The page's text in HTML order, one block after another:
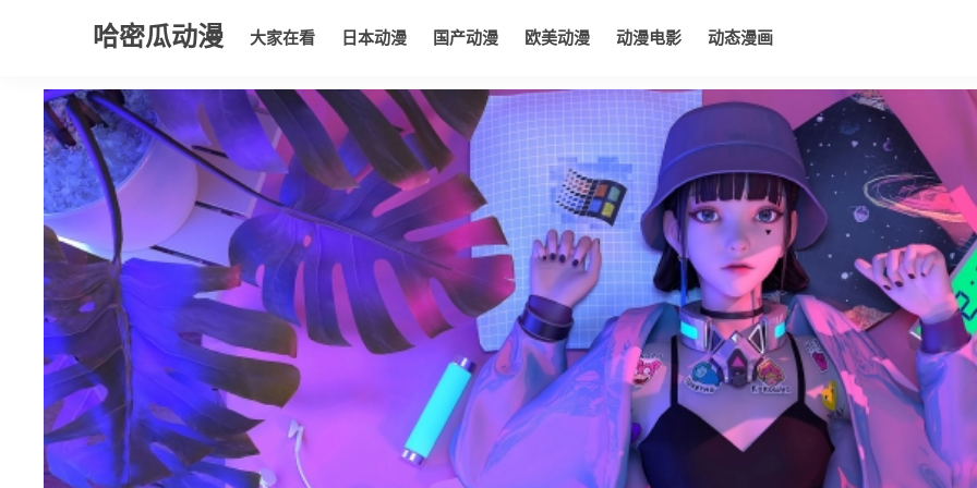
哈密瓜动漫 大家在看 日本动漫 国产动漫 欧美动漫 动漫电影 动态漫画
大家在看 日本动漫 国产动漫 欧美动漫 动漫电影 动态漫画